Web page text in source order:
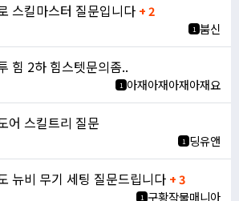
스킬마스터 질문입니다 + 2
1 붐신
힘 2하 힘스텟문의좀..
1 아재아재아재아재요
어 스킬트리 질문
1 딩유앤
뉴비 무기 세팅 질문드립니다 + 3
1 구황작물매니아